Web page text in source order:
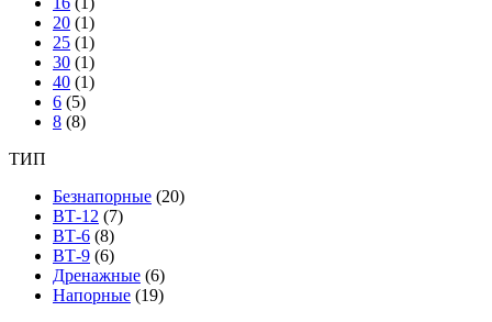
20 (1)
25 (1)
30 (1)
40 (1)
6 (5)
8 (8)
ТИП
Безнапорные (20)
ВТ-12 (7)
ВТ-6 (8)
ВТ-9 (6)
Дренажные (6)
Напорные (19)